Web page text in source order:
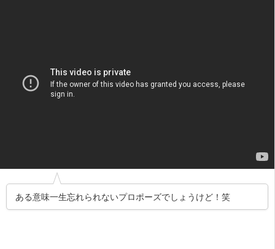
ある意味一生忘れられないプロポーズでしょうけど！笑